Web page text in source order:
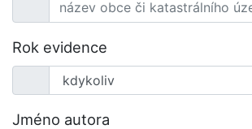
Rok evidence
Jméno autora